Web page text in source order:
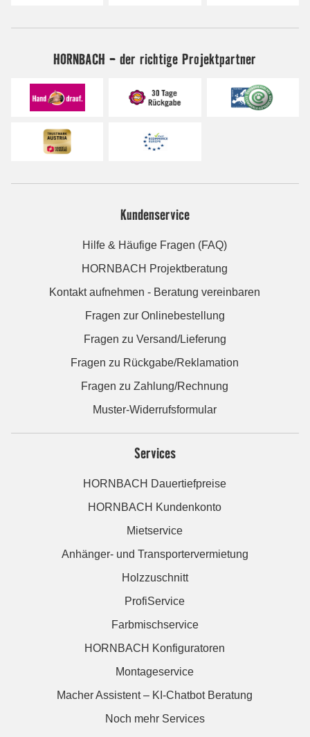
HORNBACH - der richtige Projektpartner
Kundenservice
Hilfe & Häufige Fragen (FAQ)
HORNBACH Projektberatung
Kontakt aufnehmen - Beratung vereinbaren
Fragen zur Onlinebestellung
Fragen zu Versand/Lieferung
Fragen zu Rückgabe/Reklamation
Fragen zu Zahlung/Rechnung
Muster-Widerrufsformular
Services
HORNBACH Dauertiefpreise
HORNBACH Kundenkonto
Mietservice
Anhänger- und Transportervermietung
Holzzuschnitt
ProfiService
Farbmischservice
HORNBACH Konfiguratoren
Montageservice
Macher Assistent – KI-Chatbot Beratung
Noch mehr Services